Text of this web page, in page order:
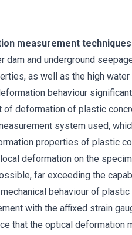
measurement
and underground
as well as the high
behaviour
deformation of plastic
system used,
properties of plastic
deformation on the
far exceeding the
behaviour of
with the affixed strain
that the optical deformation